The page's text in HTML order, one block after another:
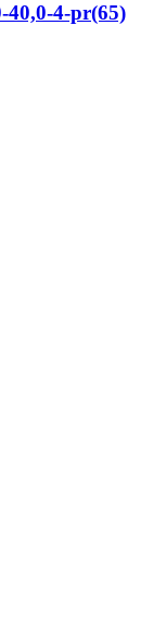
40,0-4-pr(65)